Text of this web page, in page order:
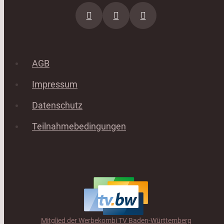
AGB
Impressum
Datenschutz
Teilnahmebedingungen
Mitglied der Werbekombi TV Baden-Württemberg